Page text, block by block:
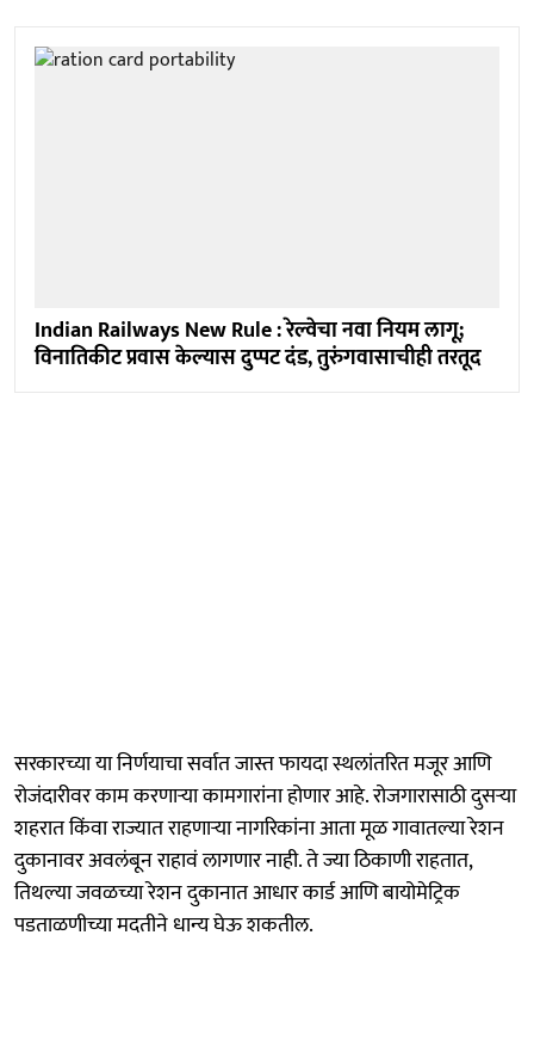
Indian Railways New Rule : रेल्वेचा नवा नियम लागू;
विनातिकीट प्रवास केल्यास दुप्पट दंड, तुरुंगवासाचीही तरतूद
सरकारच्या या निर्णयाचा सर्वात जास्त फायदा स्थलांतरित मजूर आणि
रोजंदारीवर काम करणाऱ्या कामगारांना होणार आहे. रोजगारासाठी दुसऱ्या
शहरात किंवा राज्यात राहणाऱ्या नागरिकांना आता मूळ गावातल्या रेशन
दुकानावर अवलंबून राहावं लागणार नाही. ते ज्या ठिकाणी राहतात,
तिथल्या जवळच्या रेशन दुकानात आधार कार्ड आणि बायोमेट्रिक
पडताळणीच्या मदतीने धान्य घेऊ शकतील.